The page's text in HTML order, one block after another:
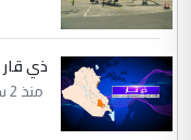
ذي قار
منذ 2 ساعة